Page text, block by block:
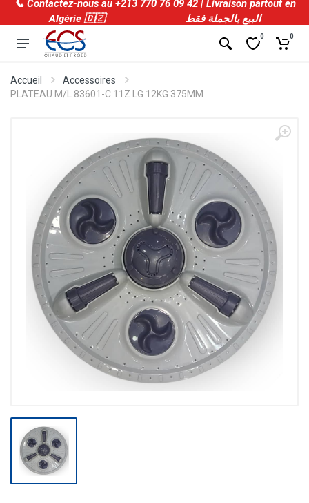
📞 Contactez-nous au +213 770 76 09 42 | Livraison partout en
Algérie 🇩🇿 البيع بالجملة فقط
0 0
Accueil
Accessoires
PLATEAU M/L 83601-C 11Z LG 12KG 375MM